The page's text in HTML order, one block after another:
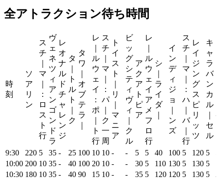
全アトラクション待ち時間
時
刻
ソ
ア
リ
ン
ス
チ
マ
：
ロ
ス
ト
行
ヴ
ェ
ネ
ツ
ィ
ア
ン
ゴ
ン
ド
ラ
レ
オ
ナ
ル
ド
チ
ャ
レ
ン
ジ
タ
ト
ル
ト
ク
タ
ワ
オ
ブ
テ
ラ
レ
ル
ウ
ェ
イ
：
ポ
ト
行
ス
チ
マ
：
パ
ク
一
周
ト
イ
ス
ト
リ
マ
ニ
ア
ビ
ッ
グ
シ
テ
ィ
ヴ
ィ
ク
ル
ア
ク
ア
ト
ピ
ア
レ
ル
ウ
ェ
イ
ア
メ
フ
ロ
行
シ
ラ
イ
ダ
イ
ン
デ
ィ
ジ
ョ
ン
ズ
ス
チ
マ
：
ハ
バ
行
レ
イ
ジ
ン
グ
ス
ピ
リ
ッ
ツ
キ
ャ
ラ
バ
ン
カ
ル
セ
ル
9:30 220 5 35 - 25 100 10 10 - - 5 5 40 100 5 120 5
10:00 200 10 35 - 40 100 20 10 - - 30 5 110 130 5 130 5
10:30 180 10 35 - 40 90 15 10 - - 35 5 120 120 5 130 5